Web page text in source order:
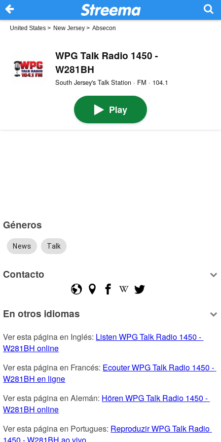
United States > New Jersey > Absecon
WPG Talk Radio 1450 -
W281BH
South Jersey's Talk Station · FM · 104.1
Play
Géneros
News Talk
Contacto
En otros idiomas
Ver esta página en Inglés: Listen WPG Talk Radio 1450 -
W281BH online
Ver esta página en Francés: Ecouter WPG Talk Radio 1450 -
W281BH en ligne
Ver esta página en Alemán: Hören WPG Talk Radio 1450 -
W281BH online
Ver esta página en Portugues: Reproduzir WPG Talk Radio
1450 - W281BH ao vivo